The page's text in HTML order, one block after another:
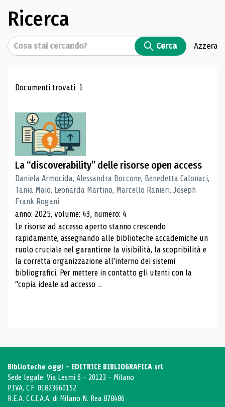
Ricerca
Cerca Cerca Azzera
Risultati di ricerca
Documenti trovati: 1
La “discoverability” delle risorse open access
Daniela Armocida, Alessandra Boccone, Benedetta Calonaci,
Tania Maio, Leonarda Martino, Marcello Ranieri, Joseph
Frank Rogani
anno: 2025, volume: 43, numero: 4
Le risorse ad accesso aperto stanno crescendo
rapidamente, assegnando alle biblioteche accademiche un
ruolo cruciale nel garantirne la visibilità, la scopribilità e
la corretta organizzazione all'interno dei sistemi
bibliografici. Per mettere in contatto gli utenti con la
“copia ideale ad accesso ...
Biblioteche oggi - EDITRICE BIBLIOGRAFICA srl
Sede legale: Via Lesmi 6 - 20123 - Milano
P.IVA, C.F. 01823660152
R.E.A. C.C.I.A.A. di Milano N. Rea 878486